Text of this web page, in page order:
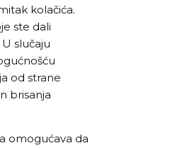
kolačića.
ste dali
slučaju
od strane
brisanja
omogućava da